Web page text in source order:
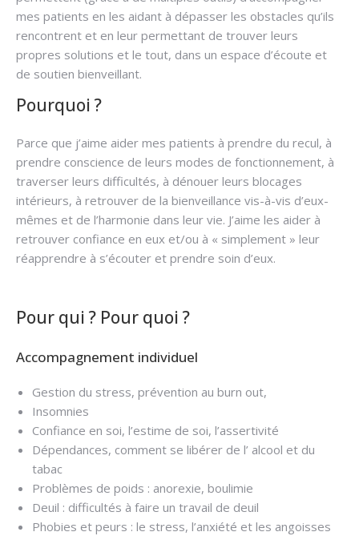
mes patients en les aidant à dépasser les obstacles qu’ils
rencontrent et en leur permettant de trouver leurs
propres solutions et le tout, dans un espace d’écoute et
de soutien bienveillant.
Pourquoi ?
Parce que j’aime aider mes patients à prendre du recul, à
prendre conscience de leurs modes de fonctionnement, à
traverser leurs difficultés, à dénouer leurs blocages
intérieurs, à retrouver de la bienveillance vis-à-vis d’eux-
mêmes et de l’harmonie dans leur vie. J’aime les aider à
retrouver confiance en eux et/ou à « simplement » leur
réapprendre à s’écouter et prendre soin d’eux.
Pour qui ? Pour quoi ?
Accompagnement individuel
Gestion du stress, prévention au burn out,
Insomnies
Confiance en soi, l’estime de soi, l’assertivité
Dépendances, comment se libérer de l’ alcool et du
tabac
Problèmes de poids : anorexie, boulimie
Deuil : difficultés à faire un travail de deuil
Phobies et peurs : le stress, l’anxiété et les angoisses